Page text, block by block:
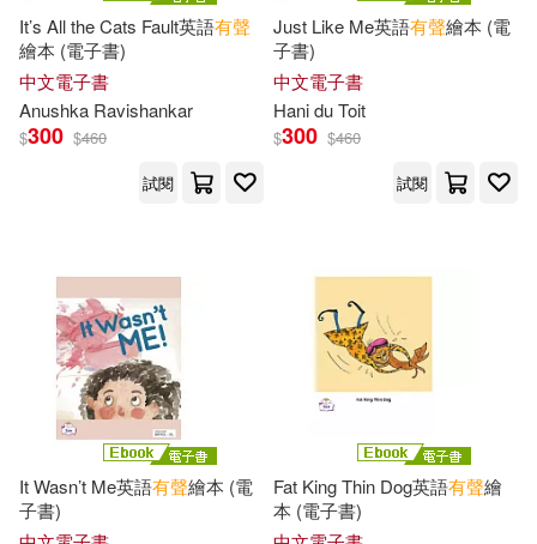
王偉營(51) Kennedy(50)
Phonic Books(50)
Atkins(49)
吳慶芳(49)
朱海峰（主編）(49)
目白JFL教育研究會(48)
EZ叢書館(237)
浙江少年兒童出版社(230)
北方婦女兒童出版社(221)
江西教育出版社(217)
湖南教育出版社(217)
中國盲文出版社(213)
It’s All the Cats Fault英語有聲
繪本 (電子書)
中文電子書
Anushka Ravishankar
$300 $460
試閱
Just Like Me英語有聲繪本 (電
子書)
中文電子書
Hani du Toit
$300 $460
試閱
It Wasn’t Me英語有聲繪本 (電
子書)
Fat King Thin Dog英語有聲繪
本 (電子書)